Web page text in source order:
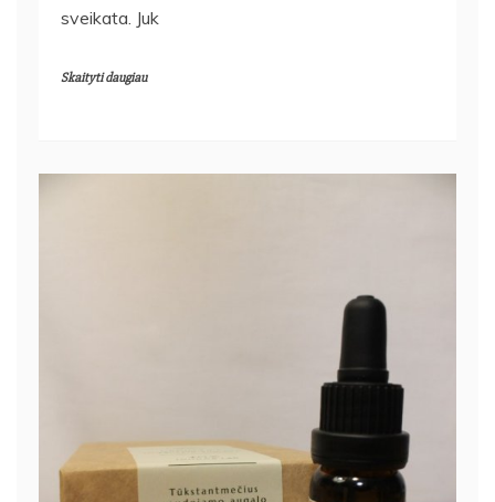
sveikata. Juk
Skaityti daugiau